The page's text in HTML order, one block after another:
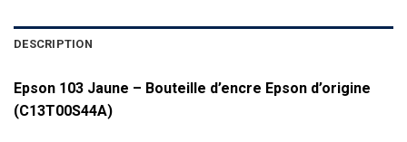
DESCRIPTION
Epson 103 Jaune – Bouteille d’encre Epson d’origine
(C13T00S44A)